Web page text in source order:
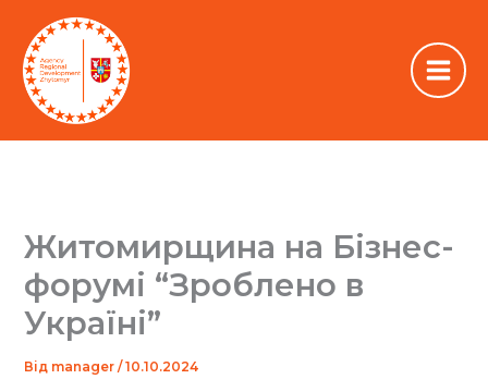
вмісту
Житомирщина на Бізнес-
форумі “Зроблено в
Україні”
Від manager/10.10.2024